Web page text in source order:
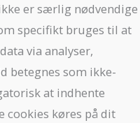
er særlig nødvendige
specifikt bruges til at
via analyser,
betegnes som ikke-
at indhente
cookies køres på dit